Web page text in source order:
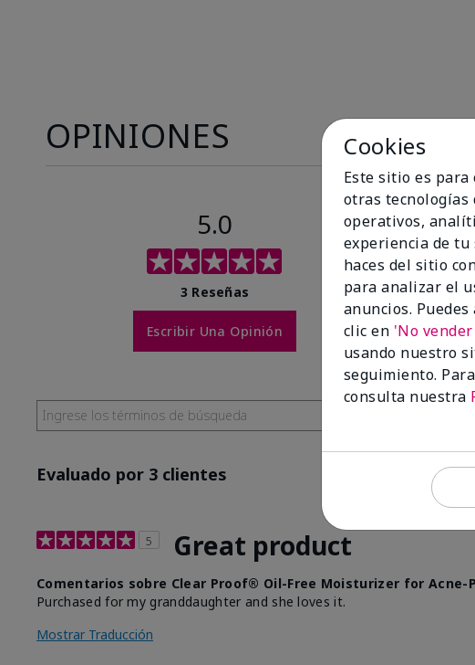
OPINIONES
5.0
3 Reseñas
Escribir Una Opinión
Evaluado por 3 clientes
5 Great product
Comentarios sobre Clear Proof® Oil-Free Moisturizer for Acne-
Purchased for my granddaughter and she loves it.
Mostrar Traducción
Cookies
Este sitio es para
otras tecnologías
operativos,
experiencia de
haces del sitio
para analizar el
anuncios.
clic en 'No
usando nuestro
seguimiento.
consulta nuestra